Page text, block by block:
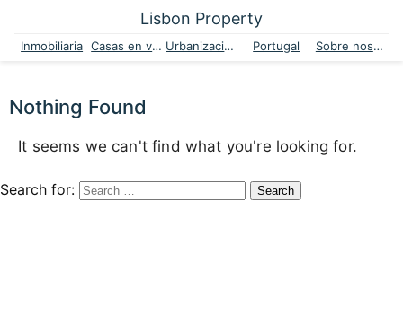
Lisbon Property
Inmobiliaria Casas en venta Urbanizaciones Portugal Sobre nosotros
Nothing Found
It seems we can't find what you're looking for.
Search for: